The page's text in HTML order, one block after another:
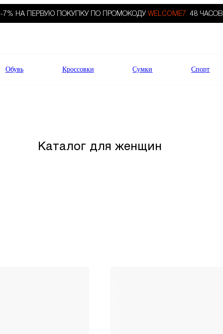
-7% НА ПЕРВУЮ ПОКУПКУ ПО ПРОМОКОДУ WELCOME7. 48 ЧАСОВ
Обувь Кроссовки Сумки Спорт
Каталог для женщин